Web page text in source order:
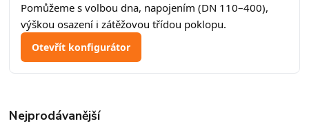
Pomůžeme s volbou dna, napojením (DN 110–400),
výškou osazení i zátěžovou třídou poklopu.
Otevřít konfigurátor
Nejprodávanější